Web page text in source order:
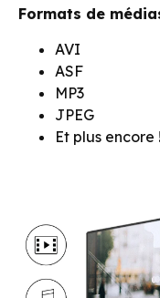
ConnectShare
Divertissement
Connectez
téléviseur et
photos préférés.
ASF
MP3
JPEG